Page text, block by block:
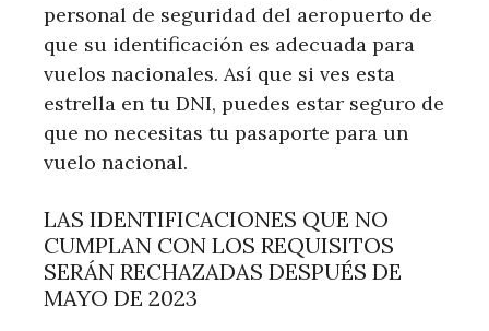
personal de seguridad del aeropuerto de
que su identificación es adecuada para
vuelos nacionales. Así que si ves esta
estrella en tu DNI, puedes estar seguro de
que no necesitas tu pasaporte para un
vuelo nacional.
LAS IDENTIFICACIONES QUE NO
CUMPLAN CON LOS REQUISITOS
SERÁN RECHAZADAS DESPUÉS DE
MAYO DE 2023